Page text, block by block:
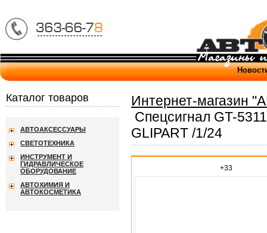
Интернет-магазин
Спецсигнал GT-
GLIPART /1/24
+33
Каталог товаров
АВТОАКСЕССУАРЫ
СВЕТОТЕХНИКА
ИНСТРУМЕНТ И
ГИДРАВЛИЧЕСКОЕ
ОБОРУДОВАНИЕ
АВТОХИМИЯ И
АВТОКОСМЕТИКА